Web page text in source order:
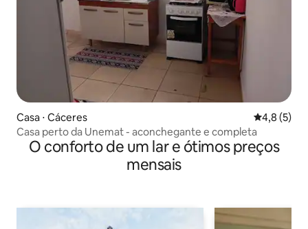
Casa ⋅ Cáceres 4,8 de
4,8 (5)
Casa perto da Unemat - aconchegante e completa
O conforto de um lar e ótimos preços
mensais